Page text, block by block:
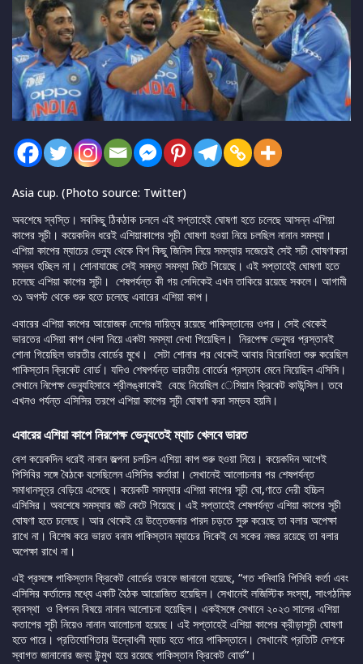
Asia cup. (Photo source: Twitter)
অবশেষে স্বস্তি। সবকিছু ঠিকঠাক চললে এই সপ্তাহেই ঘোষণা হতে চলেছে আসন্ন এশিয়া
কাপের সূচী। কয়েকদিন ধরেই এশিয়াকাপের সূচী ঘোষণা হওয়া নিয়ে চলছিল নানান সমস্যা।
এশিয়া কাপের ম্যাচের ভেন্যু থেকে বিশ কিছু জিনিস নিয়ে সমস্যার দজেরেই সেই সচী ঘোষণাকরা
সম্ভব হচ্ছিল না। শোনাযাচ্ছে সেই সমস্ত সমস্যা মিটে গিয়েছে। এই সপ্তাহেই ঘোষণা হতে
চলেছে এশিয়া কাপের সূচী। শেষপর্যন্ত কী গয় সেদিকেই এখন তাকিয়ে রয়েছে সকলে। আগামী
৩১ অগস্ট থেকে শুরু হতে চলেছে এবারের এশিয়া কাপ।
এবারের এশিয়া কাপের আয়োজক দেশের দায়িত্ব রয়েছে পাকিস্তানের ওপর। সেই থেকেই
ভারতের এসিয়া কাপ খেলা নিয়ে একটা সমস্যা দেখা গিয়েছিল। নিরপেক্ষ ভেন্যুর প্রস্তাবই
শোনা গিয়েছিল ভারতীয় বোর্ডের মুখে। সেটা শোনার পর থেকেই আবার বিরোধিতা শুরু করেছিল
পাকিস্তান ক্রিকেট বোর্ড। যদিও শেষপর্যন্ত ভারতীয় বোর্ডের প্রস্তাব মেনে নিয়েছিল এসিসি।
সেখানে নিপেক্ষ ভেন্যুহিসাবে শ্রীলঙ্কাকেই বেছে নিয়েছিল েসিয়ান ক্রিকেট কাউন্সিল। তবে
এখনও পর্যন্ত এসিসির তরপে এশিয়া কাপের সূচী ঘোষণা করা সম্ভব হয়নি।
এবারের এশিয়া কাপে নিরপেক্ষ ভেন্যুতেই ম্যাচ খেলবে ভারত
বেশ কয়েকদিন ধরেই নানান জল্পনা চলচিল এশিয়া কাপ শুরু হওয়া নিয়ে। কয়েকদিন আগেই
পিসিবির সঙ্গে বৈঠকে বসেছিলেন এসিসির কর্তারা। সেখানেই আলোচনার পর শেষপর্যন্ত
সমাধানসূত্র বেড়িয়ে এসেছে। কয়েকটি সমস্যার এশিয়া কাপের সূচী ঘো,ণাতে দেরী হচ্চিল
এসিসির। অবশেষে সমস্যার জট কেটে গিয়েছে। এই সপ্তাহেই শেষপর্যন্ত এশিয়া কাপের সূচী
ঘোষণা হতে চলেছে। আর থেকেই য়ে উত্তেজনার পারদ চড়তে সুরু করেছে তা বলার অপেক্ষা
রাখে না। বিশেষ করে ভারত বনাম পাকিস্তান ম্যাচের দিকেই যে সকের নজর রয়েছে তা বলার
অপেক্ষা রাখে না।
এই প্রসঙ্গে পাকিস্তান ক্রিকেট বোর্ডের তরফে জানানো হয়েছে, “গত শনিবারি পিসিবি কর্তা এবং
এসিসির কর্তাদের মধ্যে একটি বৈঠক আয়োজিত হয়েছিল। সেখানেই লজিস্টিক সংস্যা, সাংগঠনিক
ব্যবস্থা ও বিপনন বিষয়ে নানান আলোচনা হয়েছিল। একইসঙ্গে সেখানে ২০২৩ সালের এশিয়া
কতাপের সূচী নিয়েও নানান আলোচনা হয়েছে। এই সপ্তাহেই এশিয়া কাপের ক্রীড়াসূচী ঘোষণা
হতে পারে। প্রতিযোগিতার উদ্বোধনী ম্যাচ হতে পারে পাকিস্তানে। সেখানেই প্রতিটি দেশকে
স্বাগত জানানোর জন্য উন্মুখ হয়ে রয়েছে পাকিস্তান ক্রিকেট বোর্ড”।